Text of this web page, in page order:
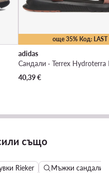
още 35% Код: LAST
adidas
40,39€
също
Rieker Мъжки сандали